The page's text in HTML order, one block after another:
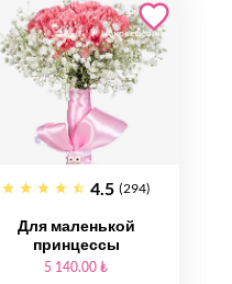
4.5 (294)
Для маленькой
принцессы
5 140.00 ₺